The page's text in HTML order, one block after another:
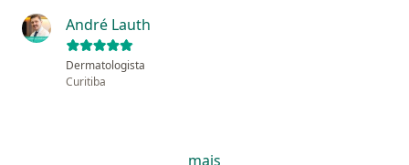
André Lauth
Dermatologista
Curitiba
mais